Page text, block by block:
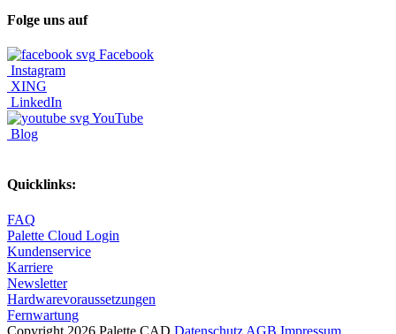
Folge uns auf
Facebook
Instagram
XING
LinkedIn
YouTube
Blog
Quicklinks:
FAQ
Palette Cloud Login
Kundenservice
Karriere
Newsletter
Hardwarevoraussetzungen
Fernwartung
Copyright 2026 Palette CAD Datenschutz AGB Impressum